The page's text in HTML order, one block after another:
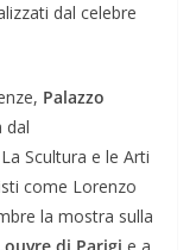
dal celebre
Palazzo
dal
Scultura e le Arti
come Lorenzo
la mostra sulla